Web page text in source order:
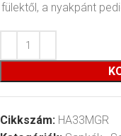
fülektől, a nyakpánt
Cikkszám: HA33MGR